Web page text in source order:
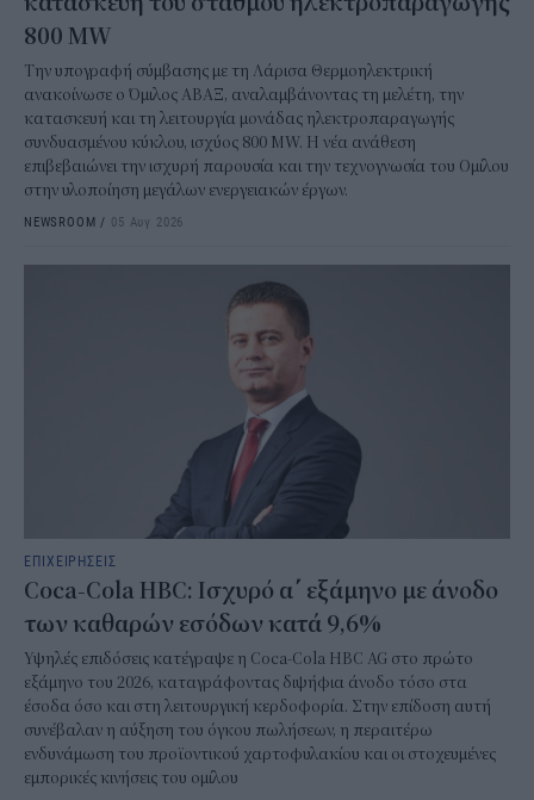
800 MW
Την υπογραφή σύμβασης με τη Λάρισα Θερμοηλεκτρική
ανακοίνωσε ο Όμιλος ΑΒΑΞ, αναλαμβάνοντας τη μελέτη, την
κατασκευή και τη λειτουργία μονάδας ηλεκτροπαραγωγής
συνδυασμένου κύκλου, ισχύος 800 MW. Η νέα ανάθεση
επιβεβαιώνει την ισχυρή παρουσία και την τεχνογνωσία του Ομίλου
στην υλοποίηση μεγάλων ενεργειακών έργων.
NEWSROOM / 05 Αυγ 2026
ΕΠΙΧΕΙΡΗΣΕΙΣ
Coca-Cola HBC: Ισχυρό α΄ εξάμηνο με άνοδο
των καθαρών εσόδων κατά 9,6%
Υψηλές επιδόσεις κατέγραψε η Coca-Cola HBC AG στο πρώτο
εξάμηνο του 2026, καταγράφοντας διψήφια άνοδο τόσο στα
έσοδα όσο και στη λειτουργική κερδοφορία. Στην επίδοση αυτή
συνέβαλαν η αύξηση του όγκου πωλήσεων, η περαιτέρω
ενδυνάμωση του προϊοντικού χαρτοφυλακίου και οι στοχευμένες
εμπορικές κινήσεις του ομίλου